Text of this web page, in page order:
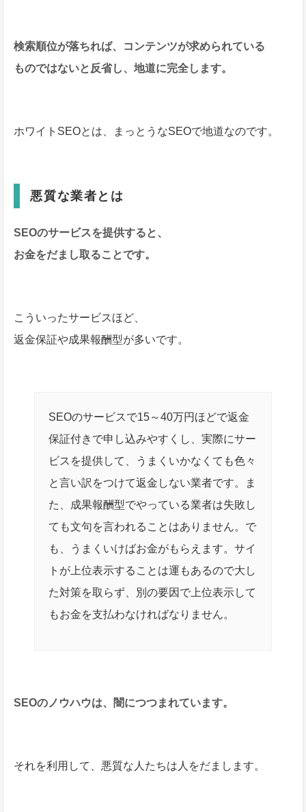
検索順位が落ちれば、コンテンツが求められている
ものではないと反省し、地道に完全します。
ホワイトSEOとは、まっとうなSEOで地道なのです。
悪質な業者とは
SEOのサービスを提供すると、
お金をだまし取ることです。
こういったサービスほど、
返金保証や成果報酬型が多いです。
SEOのサービスで15～40万円ほどで返金
保証付きで申し込みやすくし、実際にサー
ビスを提供して、うまくいかなくても色々
と言い訳をつけて返金しない業者です。ま
た、成果報酬型でやっている業者は失敗し
ても文句を言われることはありません。で
も、うまくいけばお金がもらえます。サイ
トが上位表示することは運もあるので大し
た対策を取らず、別の要因で上位表示して
もお金を支払わなければなりません。
SEOのノウハウは、闇につつまれています。
それを利用して、悪質な人たちは人をだまします。